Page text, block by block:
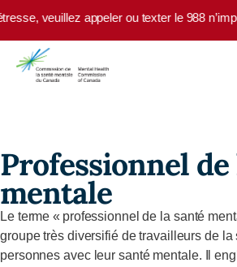
Skip to main content
veuillez appeler ou texter le 988
Professionnel
mentale
Le terme « professionnel de la santé
groupe très diversifié de travailleurs de
personnes avec leur santé mentale. Il